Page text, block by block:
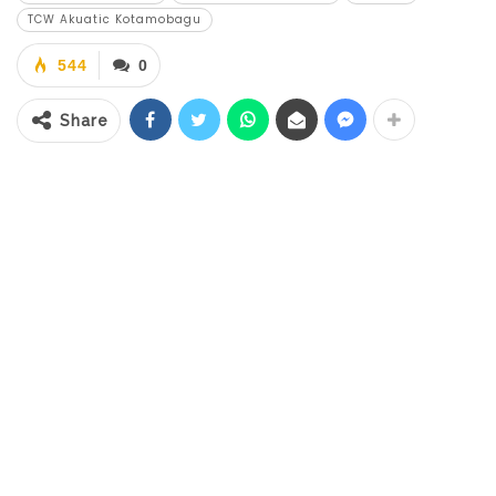
akan berlangsung di Bali pada 27
September mendatang.
TCW Akuatic Kotamobagu
0
544
Share